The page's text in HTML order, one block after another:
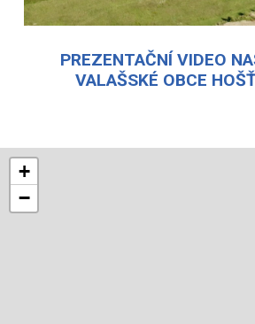
PREZENTAČNÍ VIDEO
VALAŠSKÉ OBCE
+
−